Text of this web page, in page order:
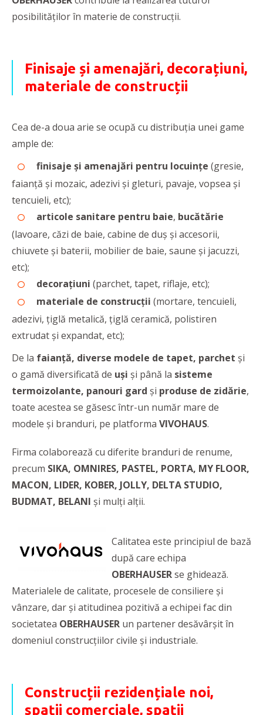
posibilităților în materie de construcții.
Finisaje și amenajări, decorațiuni,
materiale de construcții
Cea de-a doua arie se ocupă cu distribuția unei game
ample de:
finisaje și amenajări pentru locuințe (gresie,
faianță și mozaic, adezivi și gleturi, pavaje, vopsea și
tencuieli, etc);
articole sanitare pentru baie, bucătărie
(lavoare, căzi de baie, cabine de duș și accesorii,
chiuvete și baterii, mobilier de baie, saune și jacuzzi,
etc);
decorațiuni (parchet, tapet, riflaje, etc);
materiale de construcții (mortare, tencuieli,
adezivi, țiglă metalică, țiglă ceramică, polistiren
extrudat și expandat, etc);
De la faianță, diverse modele de tapet, parchet și
o gamă diversificată de uși și până la sisteme
termoizolante, panouri gard și produse de zidărie,
toate acestea se găsesc într-un număr mare de
modele și branduri, pe platforma VIVOHAUS.
Firma colaborează cu diferite branduri de renume,
precum SIKA, OMNIRES, PASTEL, PORTA, MY FLOOR,
MACON, LIDER, KOBER, JOLLY, DELTA STUDIO,
BUDMAT, BELANI și mulți alții.
Calitatea este principiul de bază
după care echipa
OBERHAUSERse ghidează.
Materialele de calitate, procesele de consiliere și
vânzare, dar și atitudinea pozitivă a echipei fac din
societatea OBERHAUSER un partener desăvârșit în
domeniul construcțiilor civile și industriale.
Construcții rezidențiale noi,
spații comerciale, spații